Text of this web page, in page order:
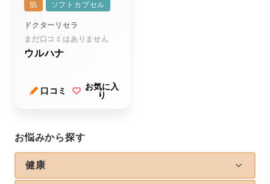
お悩みから探す
健康
肌 ソフトカプセル
ドクターリセラ
まだ口コミはありません
ウルハナ
口コミ
お気に入
り